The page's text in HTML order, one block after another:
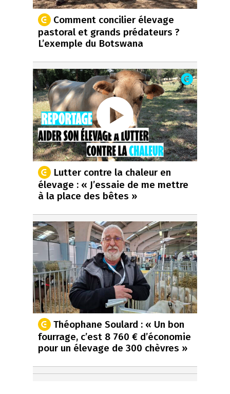
Comment concilier élevage
pastoral et grands prédateurs ?
L’exemple du Botswana
Lutter contre la chaleur en
élevage : « J’essaie de me mettre
à la place des bêtes »
Théophane Soulard : « Un bon
fourrage, c’est 8 760 € d’économie
pour un élevage de 300 chèvres »